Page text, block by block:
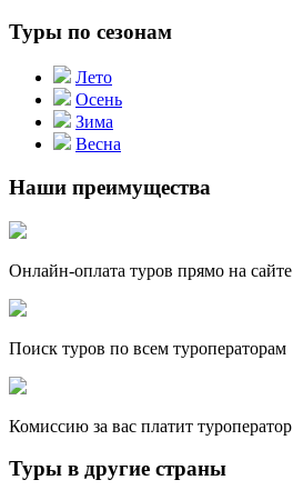
Туры по сезонам
Лето
Осень
Зима
Весна
Наши преимущества
Онлайн-оплата туров прямо на сайте
Поиск туров по всем туроператорам
Комиссию за вас платит туроператор
Туры в другие страны